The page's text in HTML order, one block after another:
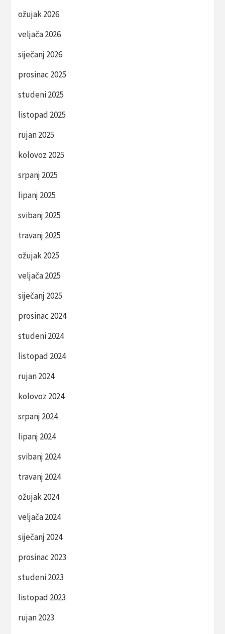
ožujak 2026
veljača 2026
siječanj 2026
prosinac 2025
studeni 2025
listopad 2025
rujan 2025
kolovoz 2025
srpanj 2025
lipanj 2025
svibanj 2025
travanj 2025
ožujak 2025
veljača 2025
siječanj 2025
prosinac 2024
studeni 2024
listopad 2024
rujan 2024
kolovoz 2024
srpanj 2024
lipanj 2024
svibanj 2024
travanj 2024
ožujak 2024
veljača 2024
siječanj 2024
prosinac 2023
studeni 2023
listopad 2023
rujan 2023